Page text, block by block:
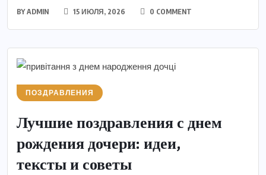
BYADMIN 15 ИЮЛЯ, 2026 0 COMMENT
ПОЗДРАВЛЕНИЯ
Лучшие поздравления с днем
рождения дочери: идеи,
тексты и советы